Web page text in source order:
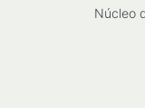
Núcleo